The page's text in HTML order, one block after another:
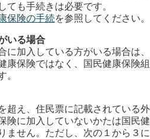
ても手続きは必要です。
保険の手続を参照してください。
いる場合
に加入している方がいる場合は、
康保険ではなく、国民健康保険組
。
超え、住民票に記載されている外
険に加入していないかたは国民健
ません。ただし、次の１から３に